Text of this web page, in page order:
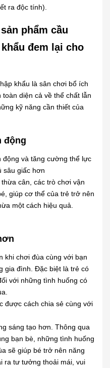
ra độc tính).
phẩm cầu
đem lại cho
khẩu là sân chơi bổ ích
diện cả về thể chất lẫn
kỹ năng cần thiết của
động
động và tăng cường thể lực
sâu giấc hơn
cân, các trò chơi vận
giúp cơ thể của trẻ trở nên
một cách hiệu quả.
khi chơi đùa cùng với bạn
gia đình. Đặc biệt là trẻ có
với những tình huống có
được cách chia sẻ cùng với
sáng tạo hơn. Thông qua
bạn bè, những tình huống
sẽ giúp bé trở nên năng
ra tư tưởng thoải mái, vui